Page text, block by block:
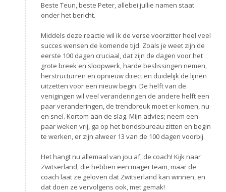
Beste Teun, beste Peter, allebei jullie namen staat
onder het bericht.
Middels deze reactie wil ik de verse voorzitter heel veel
succes wensen de komende tijd. Zoals je weet zijn de
eerste 100 dagen cruciaal, dat zijn de dagen voor het
grote breek en sloopwerk, harde beslissingen nemen,
herstructurren en opnieuw direct en duidelijk de lijnen
uitzetten voor een nieuw begin. De helft van de
venigingen wil veel veranderingen de andere helft een
paar veranderingen, de trendbreuk moet er komen, nu
en snel. Kortom aan de slag. Mijn advies; neem een
paar weken vrij, ga op het bondsbureau zitten en begin
te werken, er zijn alweer 13 van de 100 dagen voorbij.
Het hangt nu allemaal van jou af, de coach! Kijk naar
Zwitserland, die hebben een mager team, maar de
coach laat ze geloven dat Zwitserland kan winnen, en
dat doen ze vervolgens ook, met gemak!